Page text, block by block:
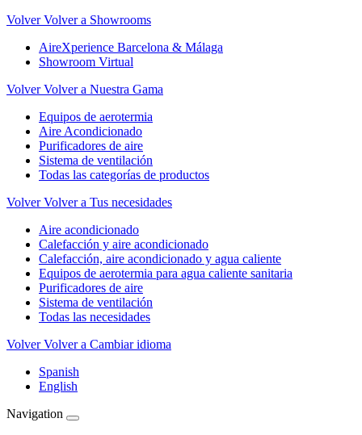
Volver Volver a Showrooms
AireXperience Barcelona & Málaga
Showroom Virtual
Volver Volver a Nuestra Gama
Equipos de aerotermia
Aire Acondicionado
Purificadores de aire
Sistema de ventilación
Todas las categorías de productos
Volver Volver a Tus necesidades
Aire acondicionado
Calefacción y aire acondicionado
Calefacción, aire acondicionado y agua caliente
Equipos de aerotermia para agua caliente sanitaria
Purificadores de aire
Sistema de ventilación
Todas las necesidades
Volver Volver a Cambiar idioma
Spanish
English
Navigation